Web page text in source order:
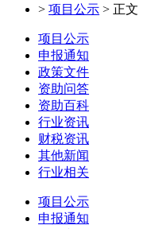
> 项目公示 > 正文
项目公示
申报通知
政策文件
资助问答
资助百科
行业资讯
财税资讯
其他新闻
行业相关
项目公示
申报通知